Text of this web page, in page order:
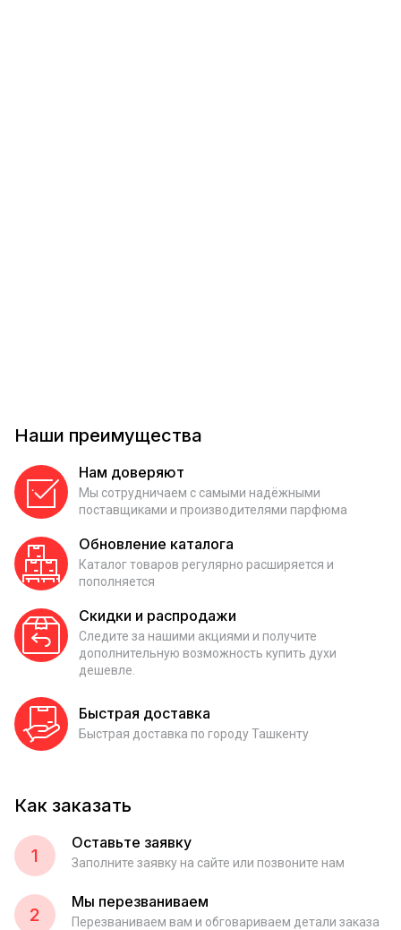
Наши преимущества
Нам доверяют
Мы сотрудничаем с самыми надёжными
поставщиками и производителями парфюма
Обновление каталога
Каталог товаров регулярно расширяется и
пополняется
Скидки и распродажи
Следите за нашими акциями и получите
дополнительную возможность купить духи
дешевле.
Быстрая доставка
Быстрая доставка по городу Ташкенту
Как заказать
1
Оставьте заявку
Заполните заявку на сайте или позвоните нам
2
Мы перезваниваем
Перезваниваем вам и обговариваем детали заказа